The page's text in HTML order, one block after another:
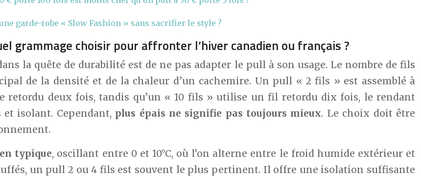
garde-robe « Slow Fashion » sans sacrifier le style ?
grammage choisir pour affronter l’hiver canadien ou français ?
la quête de durabilité est de ne pas adapter le pull à son usage. Le nombre de fils
de la densité et de la chaleur d’un cachemire. Un pull « 2 fils » est assemblé à
retordu deux fois, tandis qu’un « 10 fils » utilise un fil retordu dix fois, le rendant
isolant. Cependant, plus épais ne signifie pas toujours mieux. Le choix doit être
typique, oscillant entre 0 et 10°C, où l’on alterne entre le froid humide extérieur et
un pull 2 ou 4 fils est souvent le plus pertinent. Il offre une isolation suffisante